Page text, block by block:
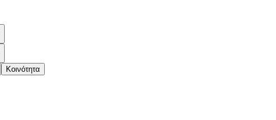
Κοινότητα